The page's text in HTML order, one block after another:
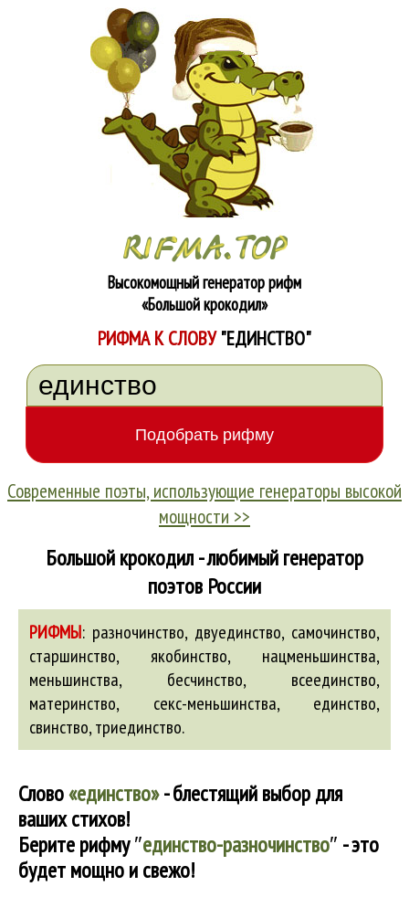
Высокомощный генератор рифм
«Большой крокодил»
РИФМА К СЛОВУ"ЕДИНСТВО"
Современные поэты, использующие генераторы высокой
мощности >>
Большой крокодил - любимый генератор
поэтов России
РИФМЫ: разночинство, двуединство, самочинство,
старшинство, якобинство, нацменьшинства,
меньшинства, бесчинство, всеединство,
материнство, секс-меньшинства, единство,
свинство,триединство.
Слово«единство»- блестящий выбор для
ваших стихов!
Берите рифму″единство-разночинство″ - это
будет мощно и свежо!